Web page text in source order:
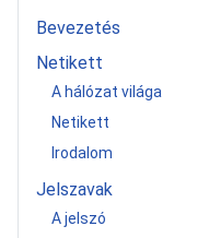
Bevezetés
Netikett
A hálózat világa
Netikett
Irodalom
Jelszavak
A jelszó